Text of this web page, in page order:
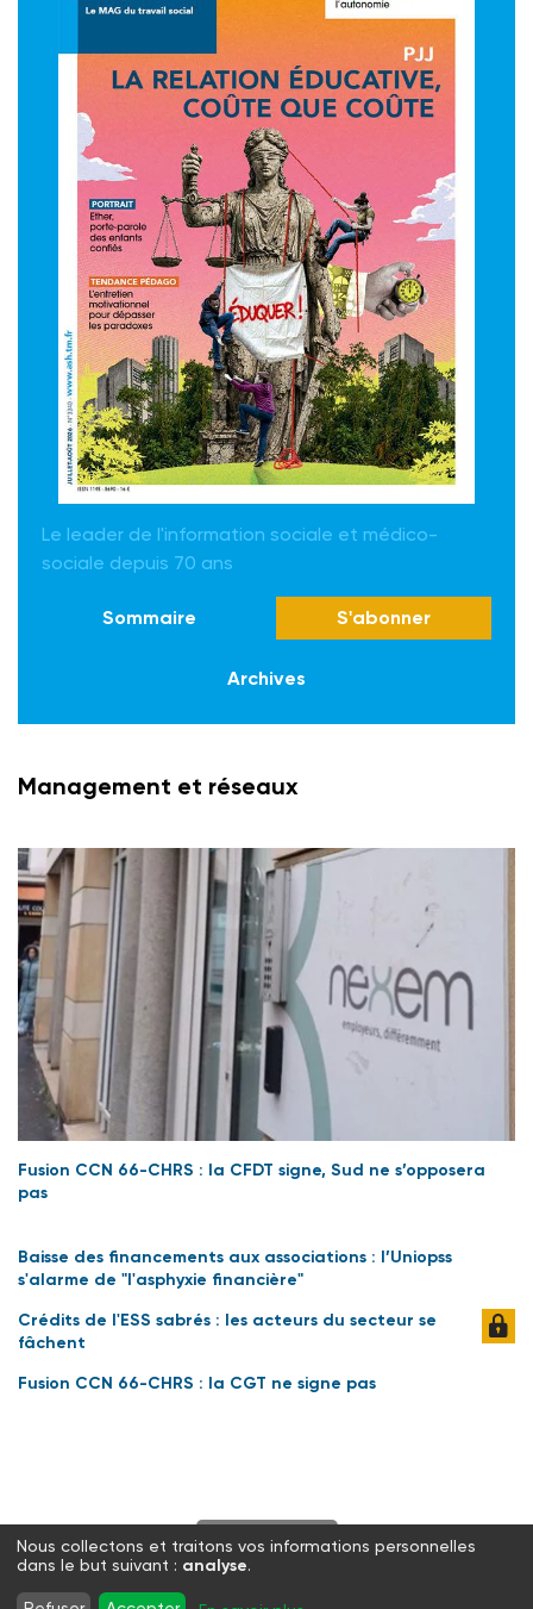
Le leader de l'information sociale et médico-
sociale depuis 70 ans
Sommaire S'abonner
Archives
Management et réseaux
Fusion CCN 66-CHRS : la CFDT signe, Sud ne s’opposera
pas
Baisse des financements aux associations : l’Uniopss
s'alarme de "l'asphyxie financière"
Crédits de l'ESS sabrés : les acteurs du secteur se
fâchent
Fusion CCN 66-CHRS : la CGT ne signe pas
S'abonner
Twitter Facebook
Nous collectons et traitons vos informations personnelles
dans le but suivant : analyse.